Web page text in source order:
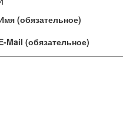
(обязательное)
Mail (обязательное)